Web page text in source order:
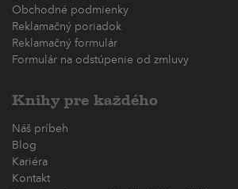
Obchodné podmienky
Reklamačný poriadok
Reklamačný formulár
Formulár na odstúpenie od zmluvy
Knihy pre každého
Náš príbeh
Blog
Kariéra
Kontakt